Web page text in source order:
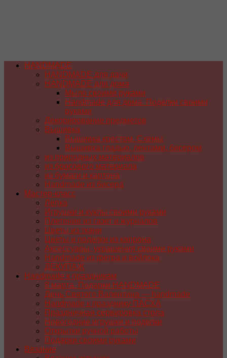
HANDMADE
HANDMADE для дачи
HANDMADE для дома
Мыло своими руками
Handmade для дома. Поделки своими
руками
Декорирование предметов
Вышивка
Вышивка крестом. Схемы
Вышивка гладью, лентами, бисером
из природных материалов
из бросового материала
из бумаги и картона
Handmade из бисера
Мастер-класс
Лепка
Игрушки и куклы своими руками
Плетение из газет и журналов
Цветы из ткани
Цветы и поделки из капрона
Аксессуары, украшения своими руками
Handmade из фетра и войлока
ДЕКУПАЖ
Handmade к праздникам
8 марта. Подарки HANDMADE
День Святого Валентина — handmade
Handmade к празднику ПАСХA
Праздничная сервировка стола
Новогодние игрушки и поделки
Открытки ручной работы
Подарки своими руками
Вязание